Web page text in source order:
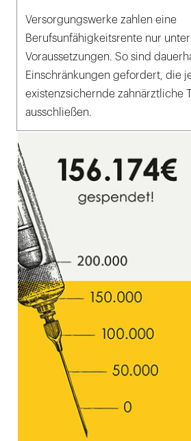
Versorgungswerke zahlen eine
Berufsunfähigkeitsrente nur
Voraussetzungen. So sind
Einschränkungen gefordert, die
existenzsichernde zahnärztliche
ausschließen.